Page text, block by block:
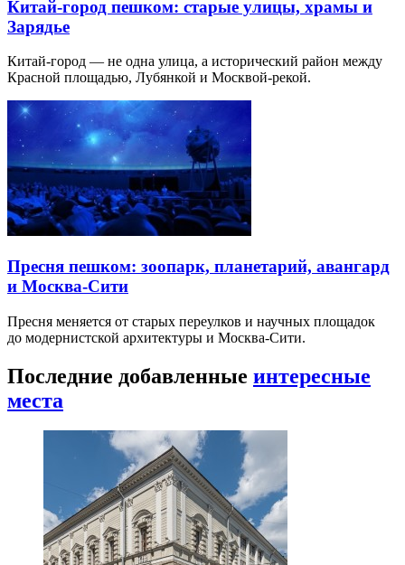
Китай-город пешком: старые улицы, храмы и
Зарядье
Китай-город — не одна улица, а исторический район между
Красной площадью, Лубянкой и Москвой-рекой.
Пресня пешком: зоопарк, планетарий, авангард
и Москва-Сити
Пресня меняется от старых переулков и научных площадок
до модернистской архитектуры и Москва-Сити.
Последние добавленные интересные
места